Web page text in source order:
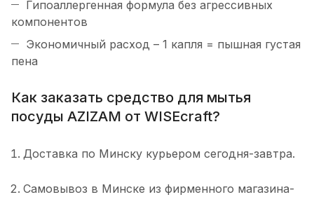
Гипоаллергенная формула без агрессивных
компонентов
Экономичный расход – 1 капля = пышная густая
пена
Как заказать средство для мытья
посуды AZIZAM от WISEcraft?
Доставка по Минску курьером сегодня-завтра.
Самовывоз в Минске из фирменного магазина-